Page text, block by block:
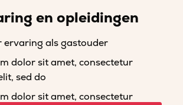
en opleidingen
ervaring als gastouder
dolor sit amet, consectetur
sed do
dolor sit amet, consectetur